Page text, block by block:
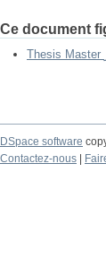
Ce document
DSpace software
Contactez-nous